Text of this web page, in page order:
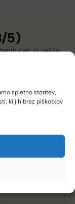
spletno storitev,
ki jih brez piškotkov
5)
cen in velike
lahka,